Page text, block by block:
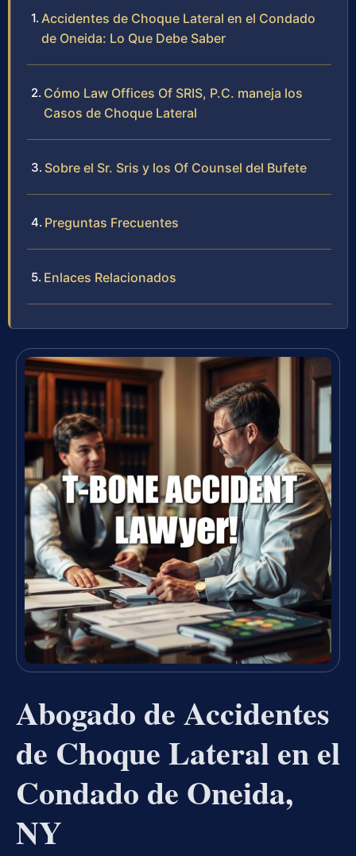
Accidentes de Choque Lateral en el Condado
de Oneida: Lo Que Debe Saber
Cómo Law Offices Of SRIS, P.C. maneja los
Casos de Choque Lateral
Sobre el Sr. Sris y los Of Counsel del Bufete
Preguntas Frecuentes
Enlaces Relacionados
Abogado de Accidentes
de Choque Lateral en el
Condado de Oneida,
NY